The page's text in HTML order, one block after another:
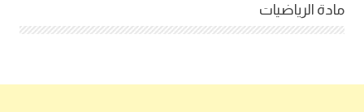
مادة الرياضيات